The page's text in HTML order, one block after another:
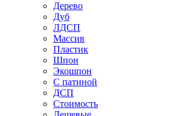
Дерево
Дуб
ЛДСП
Массив
Пластик
Шпон
Экошпон
С патиной
ДСП
Стоимость